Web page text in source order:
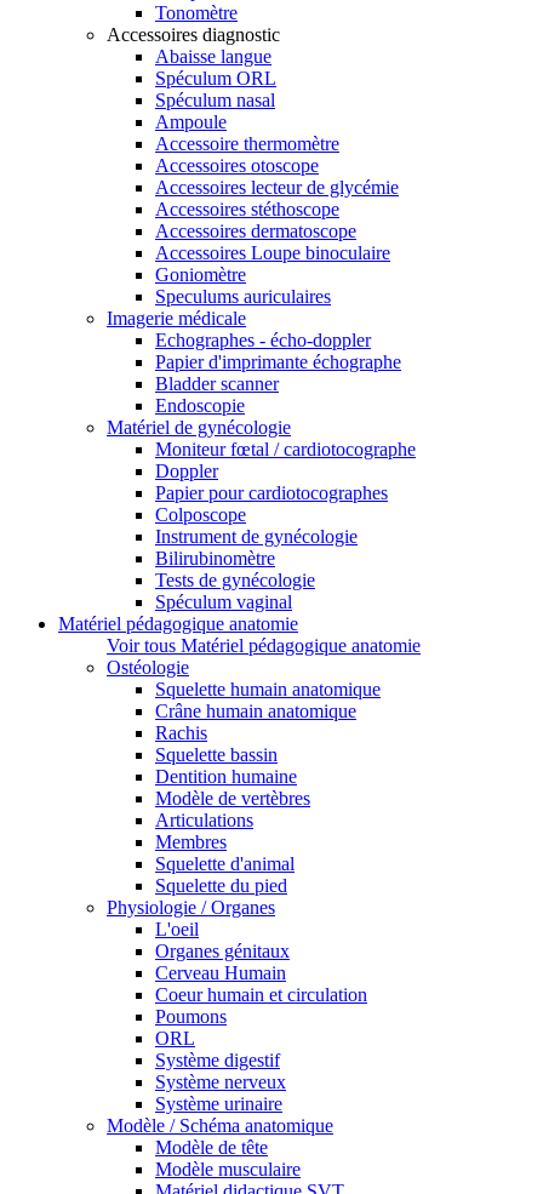
Tonomètre
Accessoires diagnostic
Abaisse langue
Spéculum ORL
Spéculum nasal
Ampoule
Accessoire thermomètre
Accessoires otoscope
Accessoires lecteur de glycémie
Accessoires stéthoscope
Accessoires dermatoscope
Accessoires Loupe binoculaire
Goniomètre
Speculums auriculaires
Imagerie médicale
Echographes - écho-doppler
Papier d'imprimante échographe
Bladder scanner
Endoscopie
Matériel de gynécologie
Moniteur fœtal / cardiotocographe
Doppler
Papier pour cardiotocographes
Colposcope
Instrument de gynécologie
Bilirubinomètre
Tests de gynécologie
Spéculum vaginal
Matériel pédagogique anatomie
Voir tous Matériel pédagogique anatomie
Ostéologie
Squelette humain anatomique
Crâne humain anatomique
Rachis
Squelette bassin
Dentition humaine
Modèle de vertèbres
Articulations
Membres
Squelette d'animal
Squelette du pied
Physiologie / Organes
L'oeil
Organes génitaux
Cerveau Humain
Coeur humain et circulation
Poumons
ORL
Système digestif
Système nerveux
Système urinaire
Modèle / Schéma anatomique
Modèle de tête
Modèle musculaire